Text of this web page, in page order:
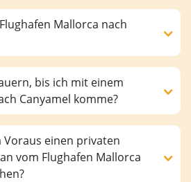
Mallorca nach
bis ich mit einem
Canyamel komme?
einen privaten
vom Flughafen Mallorca